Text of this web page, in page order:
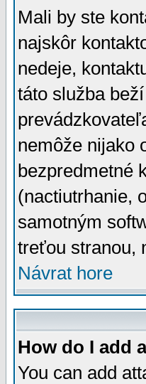
Mali by ste
najskôr
nedeje,
táto služba
nemôže nijako
bezpredmetné
(nactiutrhanie,
samotným
treťou stranou,
Návrat hore
How do I add
You can add